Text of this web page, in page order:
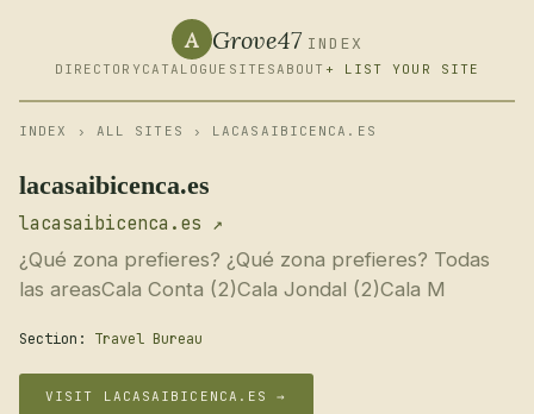
A Grove47 INDEX
DIRECTORY CATALOGUE SITESABOUT + LIST YOUR SITE
INDEX › ALL SITES › LACASAIBICENCA.ES
lacasaibicenca.es
lacasaibicenca.es ↗
¿Qué zona prefieres? ¿Qué zona prefieres? Todas
las areasCala Conta (2)Cala Jondal (2)Cala M
Section: Travel Bureau
VISIT LACASAIBICENCA.ES →